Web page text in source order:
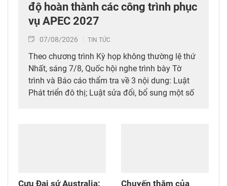
độ hoàn thành các công trình phục
vụ APEC 2027
07/08/2026 TIN TỨC
Theo chương trình Kỳ họp không thường lệ thứ
Nhất, sáng 7/8, Quốc hội nghe trình bày Tờ
trình và Báo cáo thẩm tra về 3 nội dung: Luật
Phát triển đô thị; Luật sửa đổi, bổ sung một số
luận ở tổ về 3 dự án Luật trên.
Cựu Đại sứ Australia:
Chuyến thăm của